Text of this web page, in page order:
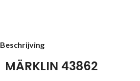
Beschrijving
MÄRKLIN 43862